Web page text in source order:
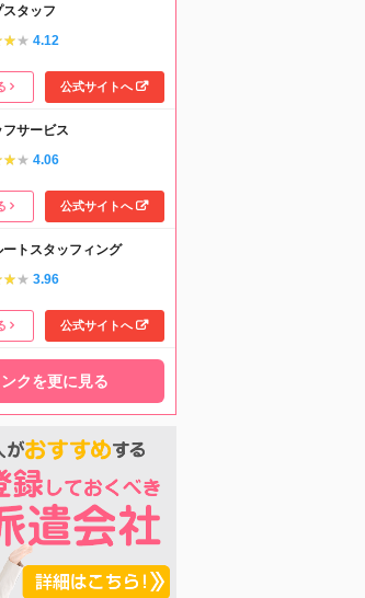
タッフ
4.12
公式サイトへ
フサービス
4.06
公式サイトへ
ートスタッフィング
3.96
公式サイトへ
クを更に見る